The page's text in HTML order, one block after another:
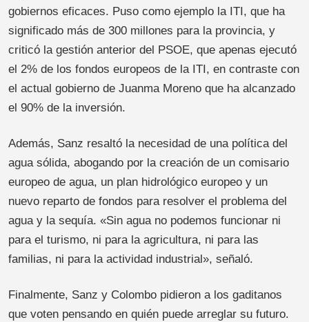
gobiernos eficaces. Puso como ejemplo la ITI, que ha
significado más de 300 millones para la provincia, y
criticó la gestión anterior del PSOE, que apenas ejecutó
el 2% de los fondos europeos de la ITI, en contraste con
el actual gobierno de Juanma Moreno que ha alcanzado
el 90% de la inversión.
Además, Sanz resaltó la necesidad de una política del
agua sólida, abogando por la creación de un comisario
europeo de agua, un plan hidrológico europeo y un
nuevo reparto de fondos para resolver el problema del
agua y la sequía. «Sin agua no podemos funcionar ni
para el turismo, ni para la agricultura, ni para las
familias, ni para la actividad industrial», señaló.
Finalmente, Sanz y Colombo pidieron a los gaditanos
que voten pensando en quién puede arreglar su futuro.